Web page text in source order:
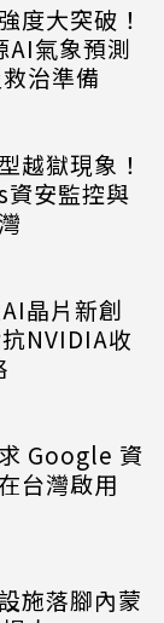
度大突破！
氣象預測
治準備
越獄現象！
安監控與
晶片新創
NVIDIA收
Google 資
台灣啟用
施落腳內蒙